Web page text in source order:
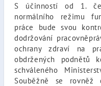
S účinností od 1.
normálního režimu
práce bude svou
dodržování
ochrany zdraví na
obdržených podnětů
schváleného
Souběžně se rovněž